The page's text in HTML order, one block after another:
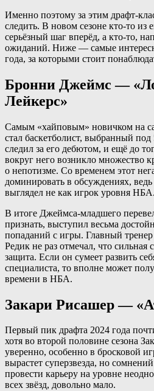
Именно поэтому за этим драфт-
следить. В новом сезоне кто-то из
серьёзный шаг вперёд, а кто-то,
ожиданий. Ниже — самые
года, за которыми стоит
Бронни Джеймс —
Лейкерс»
Самым «хайповым» новичком на
стал баскетболист, выбранный
следил за его дебютом, и ещё до
вокруг него возникло множество
о непотизме. Со временем этот
доминировать в обсуждениях,
выглядел не как игрок уровня НБА.
В итоге Джеймса-младшего
признать, выступил весьма
попаданий с игры. Главный
Редик не раз отмечал, что
защита. Если он сумеет развить
специалиста, то вполне может
времени в НБА.
Закари Рисашер —
Первый пик драфта 2024 года
хотя во второй половине сезона
уверенно, особенно в бросковой
вырастет суперзвезда, но
провести карьеру на уровне
всех звёзд, довольно мало.